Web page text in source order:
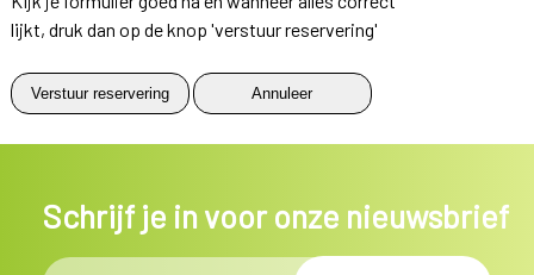
lijkt, druk dan op de knop 'verstuur reservering'
Schrijf je in voor onze nieuwsbrief